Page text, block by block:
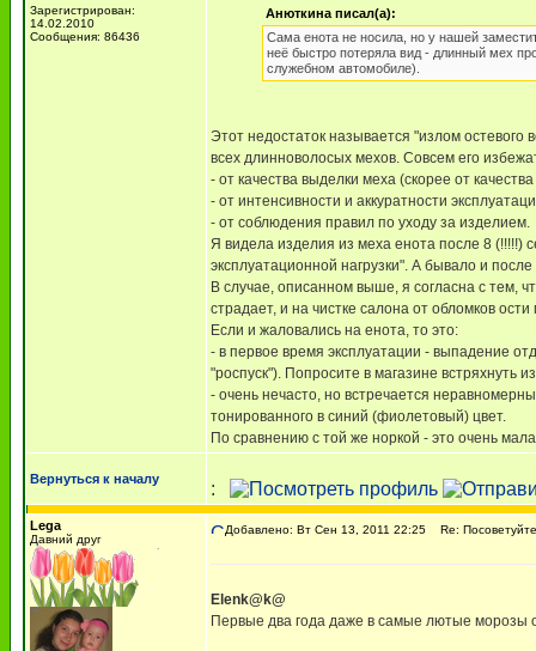
Зарегистрирован:
14.02.2010
Сообщения: 86436
Анюткина писал(а):
Сама енота не носила, но у нашей
неё быстро потеряла вид - длинный мех
служебном автомобиле).
Этот недостаток называется "излом остевого
всех длинноволосых мехов. Совсем его
- от качества выделки меха (скорее от
- от интенсивности и аккуратности
- от соблюдения правил по уходу за изделием.
Я видела изделия из меха енота после 8 (!!!!!)
эксплуатационной нагрузки". А бывало и
В случае, описанном выше, я согласна с тем,
страдает, и на чистке салона от обломков
Если и жаловались на енота, то это:
- в первое время эксплуатации - выпадение
"роспуск"). Попросите в магазине встряхнуть
- очень нечасто, но встречается
тонированного в синий (фиолетовый) цвет.
По сравнению с той же норкой - это очень
Вернуться к началу :
Lega
Давний друг
Добавлено: Вт Сен 13, 2011 22:25 Re:
Elenk@k@
Первые два года даже в самые лютые морозы